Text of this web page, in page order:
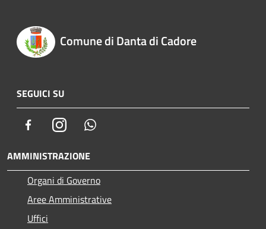
Comune di Danta di Cadore
SEGUICI SU
FacebookInstagram
AMMINISTRAZIONE
Organi di Governo
Aree Amministrative
Uffici